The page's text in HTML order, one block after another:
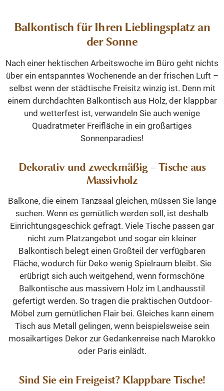
Balkontisch für Ihren Lieblingsplatz an
der Sonne
Nach einer hektischen Arbeitswoche im Büro geht nichts
über ein entspanntes Wochenende an der frischen Luft –
selbst wenn der städtische Freisitz winzig ist. Denn mit
einem durchdachten Balkontisch aus Holz, der klappbar
und wetterfest ist, verwandeln Sie auch wenige
Quadratmeter Freifläche in ein großartiges
Sonnenparadies!
Dekorativ und zweckmäßig – Tische aus
Massivholz
Balkone, die einem Tanzsaal gleichen, müssen Sie lange
suchen. Wenn es gemütlich werden soll, ist deshalb
Einrichtungsgeschick gefragt. Viele Tische passen gar
nicht zum Platzangebot und sogar ein kleiner
Balkontisch belegt einen Großteil der verfügbaren
Fläche, wodurch für Deko wenig Spielraum bleibt. Sie
erübrigt sich auch weitgehend, wenn formschöne
Balkontische aus massivem Holz im Landhausstil
gefertigt werden. So tragen die praktischen Outdoor-
Möbel zum gemütlichen Flair bei. Gleiches kann einem
Tisch aus Metall gelingen, wenn beispielsweise sein
mosaikartiges Dekor zur Gedankenreise nach Marokko
oder Paris einlädt.
Sind Sie ein Freigeist? Klappbare Tische!